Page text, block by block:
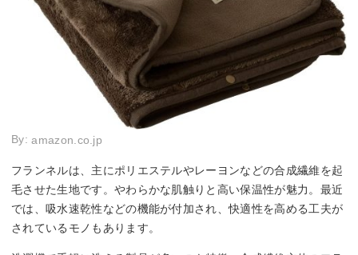
By:amazon.co.jp
フランネルは、主にポリエステルやレーヨンなどの合成繊維を起
毛させた生地です。やわらかな肌触りと高い保温性が魅力。最近
では、吸水速乾性などの機能が付加され、快適性を高める工夫が
されているモノもあります。